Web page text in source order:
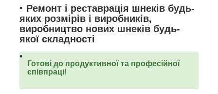
Ремонт і реставрація шнеків будь-
яких розмірів і виробників,
виробництво нових шнеків будь-
якої складності
Готові до продуктивної та професійної
співпраці!